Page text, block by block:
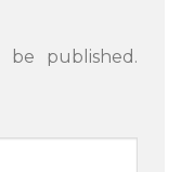
be published.